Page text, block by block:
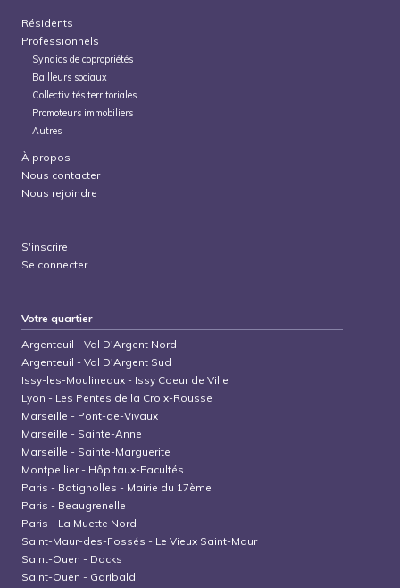
Résidents
Professionnels
Syndics de copropriétés
Bailleurs sociaux
Collectivités territoriales
Promoteurs immobiliers
Autres
À propos
Nous contacter
Nous rejoindre
S'inscrire
Se connecter
Votre quartier
Argenteuil -Val D'Argent Nord
Argenteuil -Val D'Argent Sud
Issy-les-Moulineaux - Issy Coeur de Ville
Lyon - Les Pentes de la Croix-Rousse
Marseille - Pont-de-Vivaux
Marseille - Sainte-Anne
Marseille - Sainte-Marguerite
Montpellier- Hôpitaux-Facultés
Paris - Batignolles - Mairie du 17ème
Paris - Beaugrenelle
Paris - La Muette Nord
Saint-Maur-des-Fossés - Le Vieux Saint-Maur
Saint-Ouen - Docks
Saint-Ouen - Garibaldi